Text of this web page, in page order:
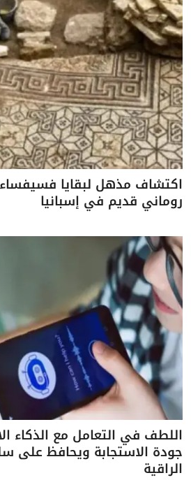
اكتشاف مذهل لبقايا
روماني قديم في إسبانيا
اللطف في التعامل مع الذكاء
جودة الاستجابة ويحافظ على
الراقية